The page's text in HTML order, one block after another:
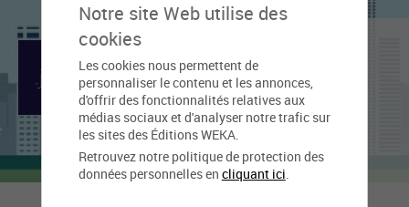
Notre site Web utilise des
cookies
Les cookies nous permettent de
personnaliser le contenu et les annonces,
d'offrir des fonctionnalités relatives aux
médias sociaux et d'analyser notre trafic sur
les sites des Éditions WEKA.
Retrouvez notre politique de protection des
données personnelles en cliquant ici.
Caisse d'allocations
familiales (Caf) des
Alpes-Maritimes -
antenne de Cannes